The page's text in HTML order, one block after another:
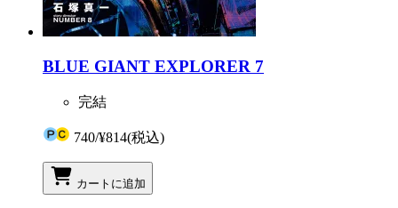
BLUE GIANT EXPLORER 7
完結
740/¥814(税込)
カートに追加